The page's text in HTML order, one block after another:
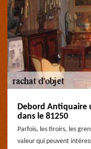
Debord Antiquaire
dans le 81250
Parfois, les tiroirs, les
valeur qui peuvent